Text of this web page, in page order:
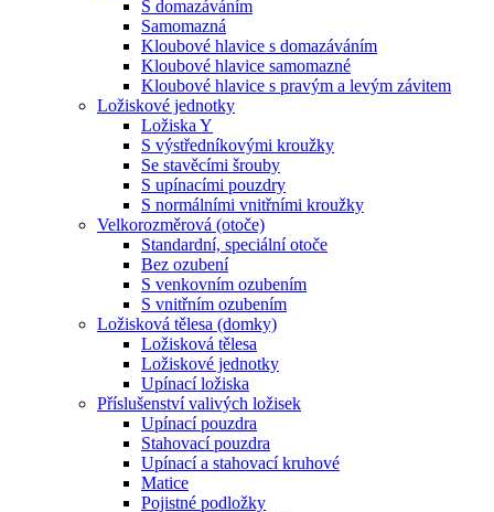
S domazáváním
Samomazná
Kloubové hlavice s domazáváním
Kloubové hlavice samomazné
Kloubové hlavice s pravým a levým závitem
Ložiskové jednotky
Ložiska Y
S výstředníkovými kroužky
Se stavěcími šrouby
S upínacími pouzdry
S normálními vnitřními kroužky
Velkorozměrová (otoče)
Standardní, speciální otoče
Bez ozubení
S venkovním ozubením
S vnitřním ozubením
Ložisková tělesa (domky)
Ložisková tělesa
Ložiskové jednotky
Upínací ložiska
Příslušenství valivých ložisek
Upínací pouzdra
Stahovací pouzdra
Upínací a stahovací kruhové
Matice
Pojistné podložky